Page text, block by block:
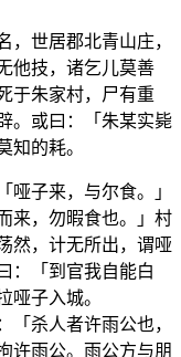
，世居郡北青山庄，
他技，诸乞儿莫善
于朱家村，尸有重
。或曰：「朱某实毙
知的耗。
哑子来，与尔食。」
来，勿暇食也。」村
然，计无所出，谓哑
：「到官我自能白
哑子入城。
「杀人者许雨公也，
许雨公。雨公方与朋